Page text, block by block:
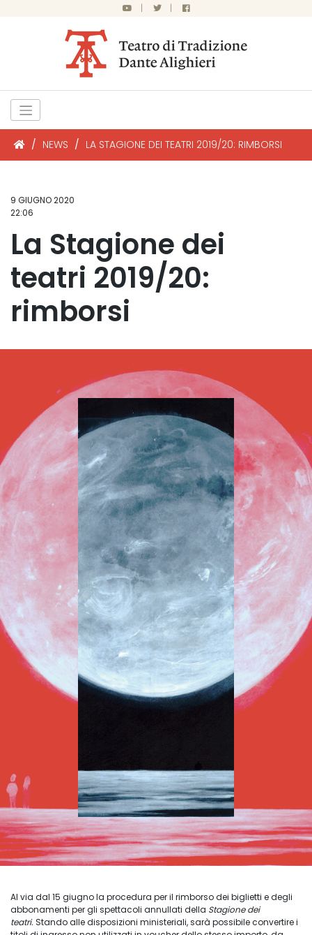
| |
/ NEWS / LA STAGIONE DEI TEATRI 2019/20: RIMBORSI
9 GIUGNO 2020
22:06
La Stagione dei
teatri 2019/20:
rimborsi
Al via dal 15 giugno la procedura per il rimborso dei biglietti e degli
abbonamenti per gli spettacoli annullati della Stagione dei
teatri. Stando alle disposizioni ministeriali, sarà possibile convertire i